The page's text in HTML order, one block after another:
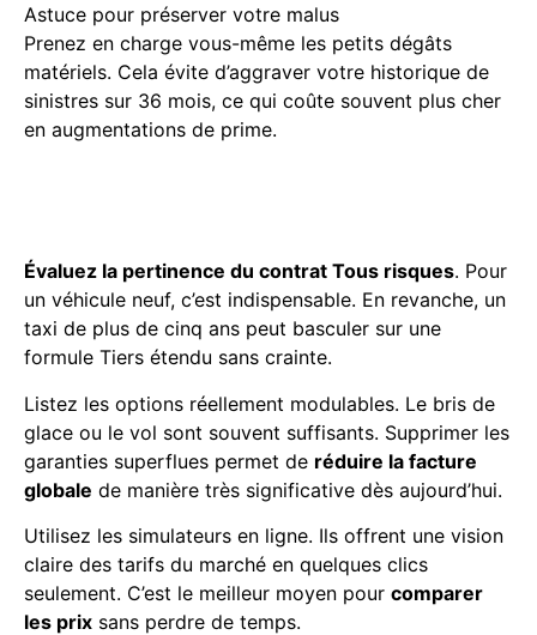
Astuce pour préserver votre malus
Prenez en charge vous-même les petits dégâts
matériels. Cela évite d’aggraver votre historique de
sinistres sur 36 mois, ce qui coûte souvent plus cher
en augmentations de prime.
Évaluez la pertinence du contrat Tous risques. Pour
un véhicule neuf, c’est indispensable. En revanche, un
taxi de plus de cinq ans peut basculer sur une
formule Tiers étendu sans crainte.
Listez les options réellement modulables. Le bris de
glace ou le vol sont souvent suffisants. Supprimer les
garanties superflues permet de réduire la facture
globale de manière très significative dès aujourd’hui.
Utilisez les simulateurs en ligne. Ils offrent une vision
claire des tarifs du marché en quelques clics
seulement. C’est le meilleur moyen pour comparer
les prix sans perdre de temps.